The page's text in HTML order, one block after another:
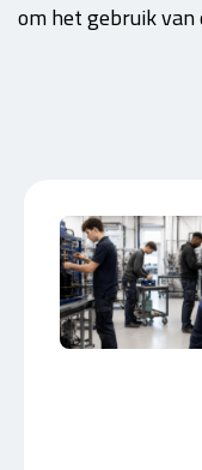
om het gebruik